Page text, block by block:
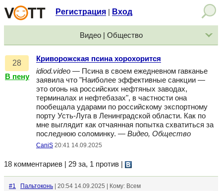
Регистрация Вход
Видео | Общество
28
В пену
Криворожская псина хорохорится
idiod.video — Псина в своем ежедневном гавканье
заявила что "Наиболее эффективные санкции —
это огонь на российских нефтяных заводах,
терминалах и нефтебазах", в частности она
пообещала ударами по российскому экспортному
порту Усть-Луга в Ленинградской области. Как по
мне выглядит как отчаянная попытка схватиться за
последнюю соломинку. — Видео, Общество
CaniS 20:41 14.09.2025
18 комментариев | 29 за, 1 против
#1 Пальтоконь | 20:54 14.09.2025 | Кому: Всем